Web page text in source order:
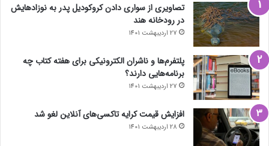
تصاویری از سواری دادن کروکودیل پدر به نوزادهایش
در رودخانه هند
27 اردیبهشت 1401
پلتفرم‌ها و ناشران الکترونیکی برای هفته کتاب چه
برنامه‌هایی دارند؟
27 اردیبهشت 1401
افزایش قیمت کرایه تاکسی‌های آنلاین لغو شد
28 اردیبهشت 1401